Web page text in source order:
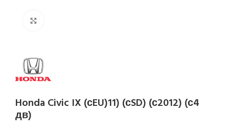
Honda Civic IX (сEU)11) (сSD) (с2012) (с4
дв)